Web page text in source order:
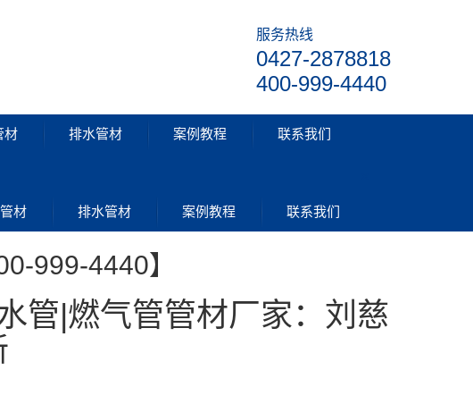
服务热线
0427-2878818
400-999-4440
材 排水管材 案例教程 联系我们
材 排水管材 案例教程 联系我们
999-4440】
管|燃气管管材厂家：刘慈